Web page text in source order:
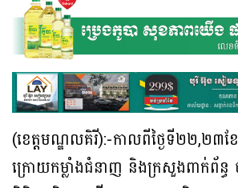
(ខេត្តមណ្ឌលគិរី):-កាលពីថ្ងៃទី២២,២៣
ក្រោយកម្លាំងជំនាញ និងក្រសួងពាក់ព័ន្ធ